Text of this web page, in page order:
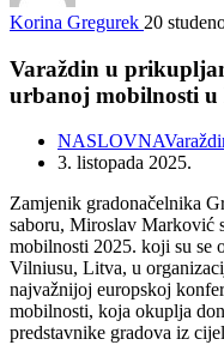
Korina Gregurek 20
Varaždin u
urbanoj mobilnosti
NASLOVNA
3. listopada 2025.
Zamjenik gradonačelnika
saboru, Miroslav Marković
mobilnosti 2025. koji su se
Vilniusu, Litva, u
najvažnijoj europskoj
mobilnosti, koja okuplja
predstavnike gradova iz